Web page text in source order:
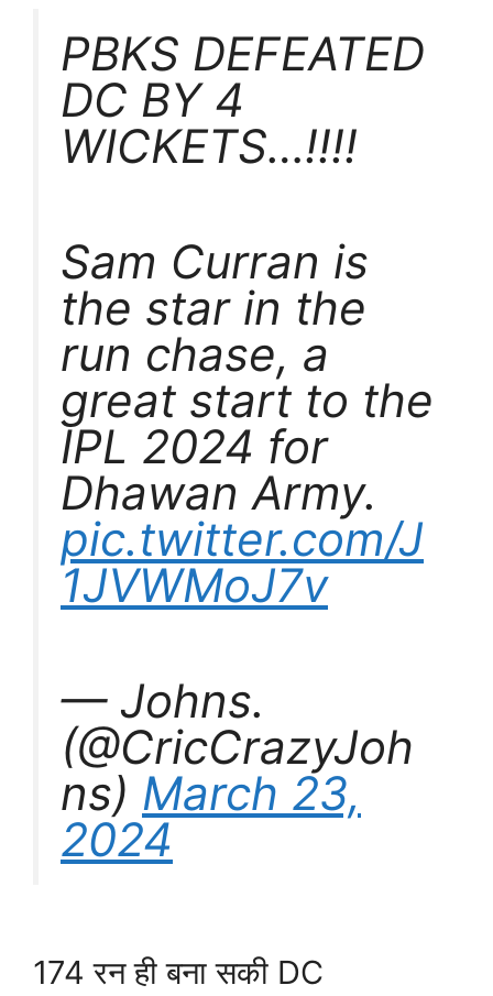
PBKS DEFEATED
DC BY 4
WICKETS…!!!!
Sam Curran is
the star in the
run chase, a
great start to the
IPL 2024 for
Dhawan Army.
pic.twitter.com/J
1JVWMoJ7v
— Johns.
(@CricCrazyJoh
ns) March 23,
2024
174 रन ही बना सकी DC